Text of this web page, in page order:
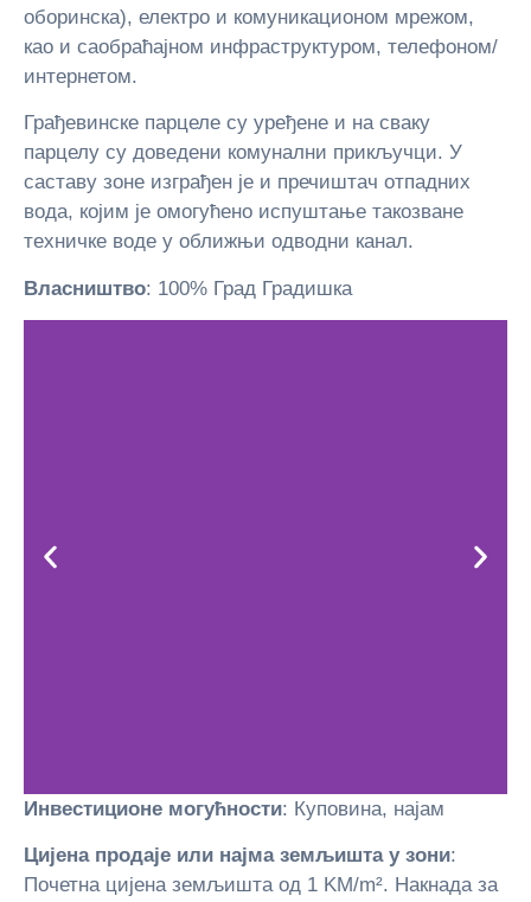
оборинска), електро и комуникационом мрежом,
као и саобраћајном инфраструктуром, телефоном/
интернетом.
Грађевинске парцеле су уређене и на сваку
парцелу су доведени комунални прикључци. У
саставу зоне изграђен је и пречиштач отпадних
вода, којим је омогућено испуштање такозване
техничке воде у оближњи одводни канал.
Власништво: 100% Град Градишка
Инвестиционе могућности: Куповина, најам
Цијена продаје или најма земљишта у зони:
Почетна цијена земљишта од 1 KM/m². Накнада за